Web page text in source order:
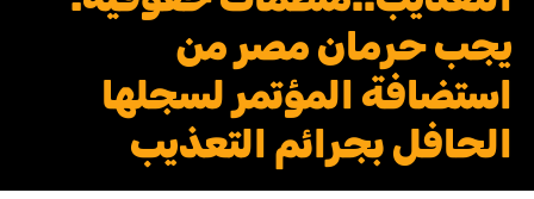
يجب حرمان مصر من
استضافة المؤتمر لسجلها
الحافل بجرائم التعذيب